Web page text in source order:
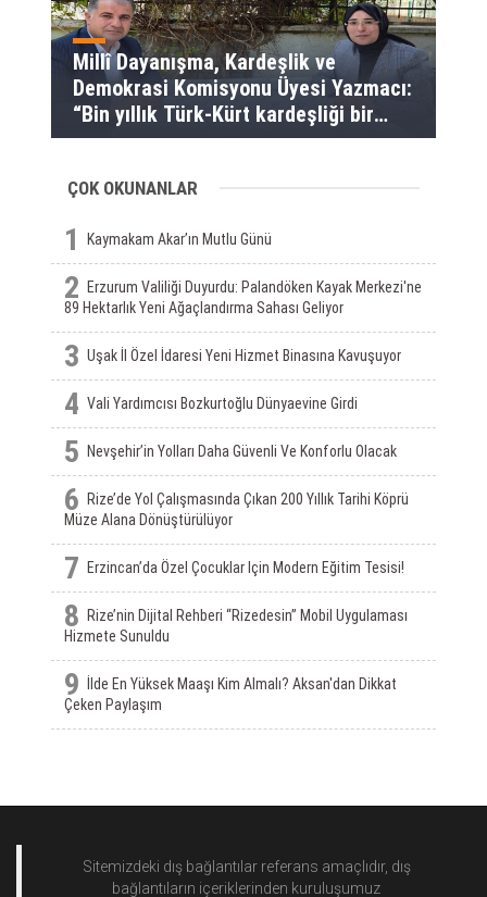
Millî Dayanışma, Kardeşlik ve
Demokrasi Komisyonu Üyesi Yazmacı:
“Bin yıllık Türk-Kürt kardeşliği bir
slogan değil, bu toprakların
ÇOK OKUNANLAR
1 Kaymakam Akar’ın Mutlu Günü
2
Erzurum Valiliği Duyurdu: Palandöken Kayak Merkezi'ne
89 Hektarlık Yeni Ağaçlandırma Sahası Geliyor
3 Uşak İl Özel İdaresi Yeni Hizmet Binasına Kavuşuyor
4 Vali Yardımcısı Bozkurtoğlu Dünyaevine Girdi
5 Nevşehir’in Yolları Daha Güvenli Ve Konforlu Olacak
6
Rize’de Yol Çalışmasında Çıkan 200 Yıllık Tarihi Köprü
Müze Alana Dönüştürülüyor
7 Erzincan’da Özel Çocuklar Için Modern Eğitim Tesisi!
8
Rize’nin Dijital Rehberi “Rizedesin” Mobil Uygulaması
Hizmete Sunuldu
9
İlde En Yüksek Maaşı Kim Almalı? Aksan'dan Dikkat
Çeken Paylaşım
Sitemizdeki dış bağlantılar referans amaçlıdır, dış
bağlantıların içeriklerinden kuruluşumuz